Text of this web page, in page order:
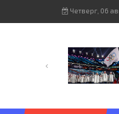
Четверг, 06